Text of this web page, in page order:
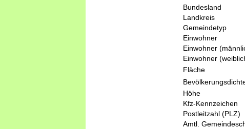
Bundesland
Landkreis
Gemeindetyp
Einwohner
Einwohner
Einwohner
Fläche
Höhe
Kfz-Kennzeichen
Postleitzahl (PLZ)
Amtl.